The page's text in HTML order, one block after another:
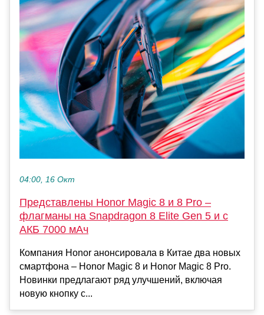
04:00, 16 Окт
Представлены Honor Magic 8 и 8 Pro –
флагманы на Snapdragon 8 Elite Gen 5 и с
АКБ 7000 мАч
Компания Honor анонсировала в Китае два новых
смартфона – Honor Magic 8 и Honor Magic 8 Pro.
Новинки предлагают ряд улучшений, включая
новую кнопку с...